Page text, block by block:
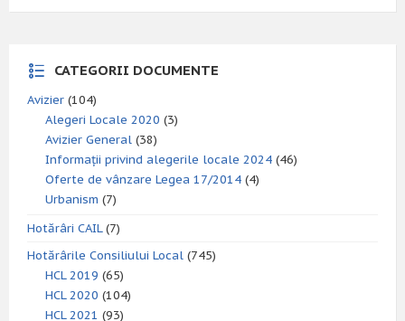
CATEGORII DOCUMENTE
Avizier (104)
Alegeri Locale 2020 (3)
Avizier General (38)
Informații privind alegerile locale 2024 (46)
Oferte de vânzare Legea 17/2014 (4)
Urbanism (7)
Hotărâri CAIL(7)
Hotărârile Consiliului Local (745)
HCL 2019 (65)
HCL 2020 (104)
HCL 2021 (93)